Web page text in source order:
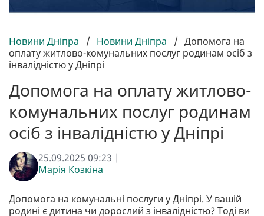
Новини Дніпра / Новини Дніпра / Допомога на
оплату житлово-комунальних послуг родинам осіб з
інвалідністю у Дніпрі
Допомога на оплату житлово-
комунальних послуг родинам
осіб з інвалідністю у Дніпрі
25.09.2025 09:23 |
Марія Козкіна
Допомога на комунальні послуги у Дніпрі. У вашій
родині є дитина чи дорослий з інвалідністю? Тоді ви